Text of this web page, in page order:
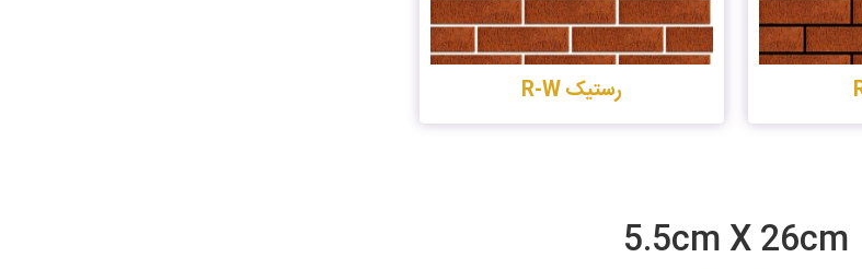
رستیک R-W
5.5cm X 26cm